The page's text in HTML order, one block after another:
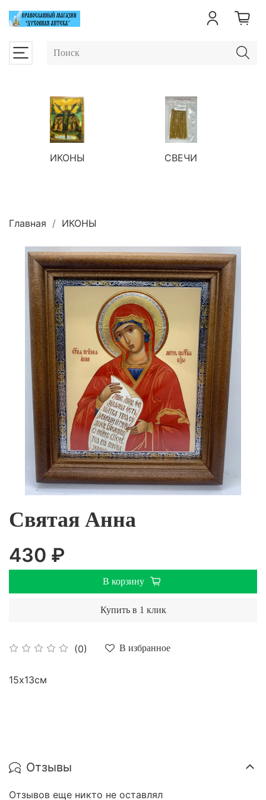
ИКОНЫ СВЕЧИ
Главная ИКОНЫ
Святая Анна
(0) В избранное
430 ₽
В корзину
Купить в 1 клик
15х13см
Отзывы
Отзывов еще никто не оставлял